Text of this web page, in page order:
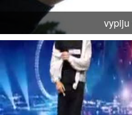
vypiju